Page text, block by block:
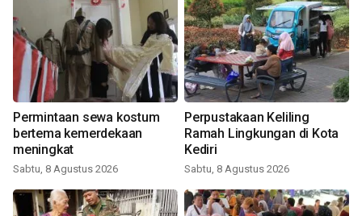
Permintaan sewa kostum
bertema kemerdekaan
meningkat
Sabtu, 8 Agustus 2026
Perpustakaan Keliling
Ramah Lingkungan di Kota
Kediri
Sabtu, 8 Agustus 2026